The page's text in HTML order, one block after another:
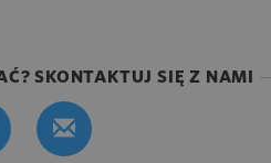
SKONTAKTUJ SIĘ Z NAMI